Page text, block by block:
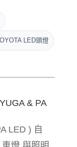
LED頭燈
& PA
LED ) 自